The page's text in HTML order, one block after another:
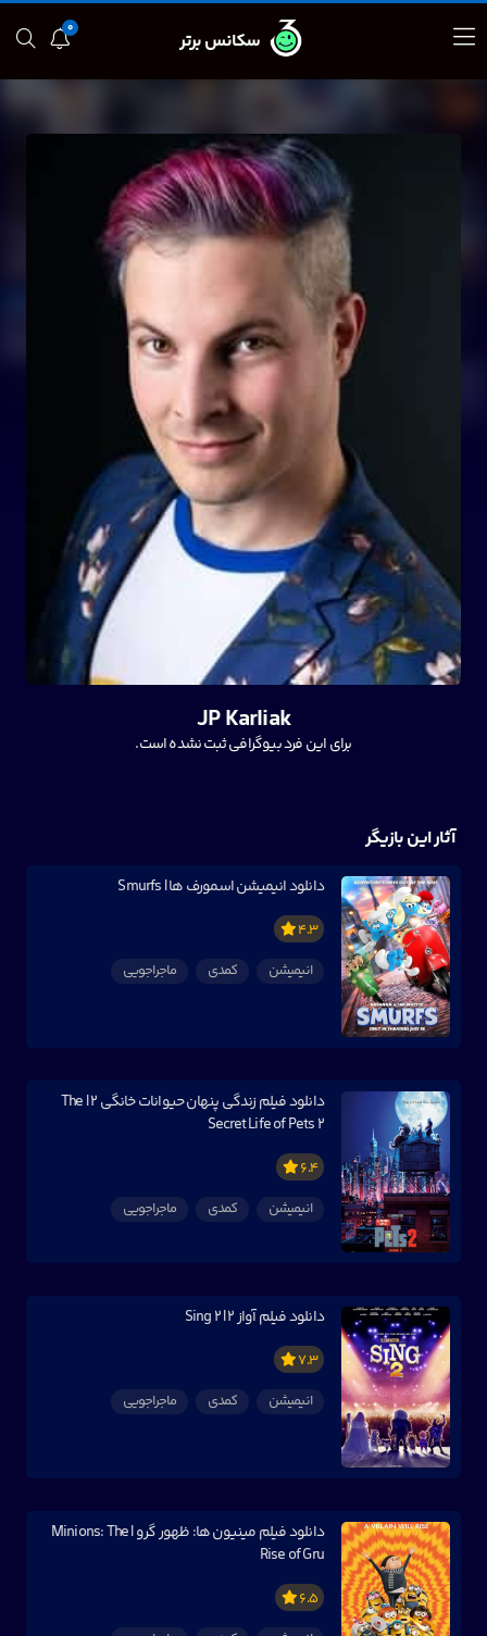
0
سکانس برتر
JP Karliak
برای این فرد بیوگرافی ثبت نشده است.
آثار این بازیگر
دانلود انیمیشن اسمورف ها | Smurfs
4.3
انیمیشن
کمدی ماجراجویی
دانلود فیلم زندگی پنهان حیوانات خانگی ۲ | The
Secret Life of Pets 2
6.4
انیمیشن
کمدی ماجراجویی
دانلود فیلم آواز ۲ | Sing 2
7.3
انیمیشن
کمدی ماجراجویی
دانلود فیلم مینیون ها: ظهور گرو | Minions: The
Rise of Gru
6.5